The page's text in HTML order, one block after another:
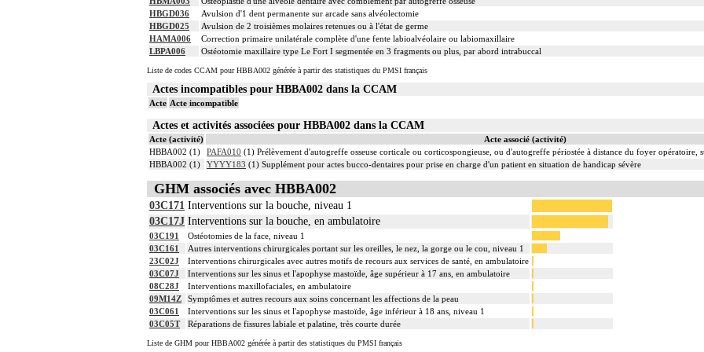
HBGD036
Avulsion d'1 dent permanente sur arcade sans alvéolectomie
HBGD025
Avulsion de 2 troisièmes molaires retenues ou à l'état de germe
HAMA006
Correction primaire unilatérale complète d'une fente labioalvéolaire ou labiomaxillaire
LBPA006
Ostéotomie maxillaire type Le Fort I segmentée en 3 fragments ou plus, par abord intrabuccal
Liste de codes CCAM pour HBBA002 générée à partir des statistiques du PMSI français
Actes incompatibles pour HBBA002 dans la CCAM
Acte Acte incompatible
Actes et activités associées pour HBBA002 dans la CCAM
Acte (activité)
Acte associé (activité)
HBBA002 (1)
PAFA010 (1) Prélèvement d'autogreffe osseuse corticale ou corticospongieuse, ou d'autogreffe périostée à distance du foyer opératoire,
HBBA002 (1)
YYYY183 (1) Supplément pour actes bucco-dentaires pour prise en charge d'un patient en situation de handicap sévère
GHM associés avec HBBA002
03C171 Interventions sur la bouche, niveau 1
03C17J Interventions sur la bouche, en ambulatoire
03C191
Ostéotomies de la face, niveau 1
03C161
Autres interventions chirurgicales portant sur les oreilles, le nez, la gorge ou le cou, niveau 1
23C02J
Interventions chirurgicales avec autres motifs de recours aux services de santé, en ambulatoire
03C07J
Interventions sur les sinus et l'apophyse mastoïde, âge supérieur à 17 ans, en ambulatoire
08C28J
Interventions maxillofaciales, en ambulatoire
09M14Z
Symptômes et autres recours aux soins concernant les affections de la peau
03C061
Interventions sur les sinus et l'apophyse mastoïde, âge inférieur à 18 ans, niveau 1
03C05T
Réparations de fissures labiale et palatine, très courte durée
Liste de GHM pour HBBA002 générée à partir des statistiques du PMSI français